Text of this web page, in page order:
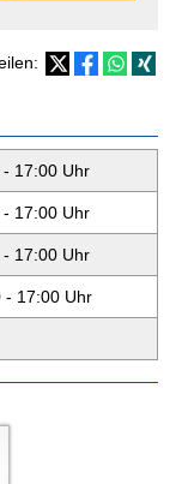
17:00 Uhr
17:00 Uhr
17:00 Uhr
- 17:00 Uhr